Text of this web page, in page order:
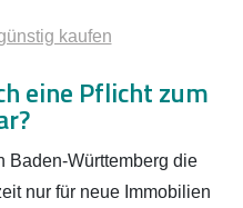
eine Pflicht zum
Baden-Württemberg die
nur für neue Immobilien